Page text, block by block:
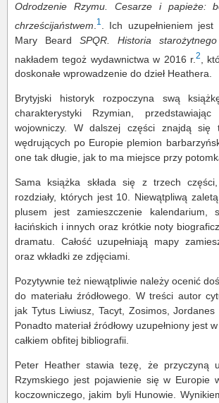
Odrodzenie Rzymu. Cesarze i papieże:
chrześcijaństwem 1
. Ich uzupełnieniem
Mary Beard SPQR. Historia
nakładem tegoż wydawnictwa w 2016 r. 2
,
doskonałe wprowadzenie do dzieł Heathera.
Brytyjski historyk rozpoczyna swą
charakterystyki Rzymian,
wojowniczy. W dalszej części znajdą się
wędrujących po Europie plemion
one tak długie, jak to ma miejsce przy
Sama książka składa się z trzech
rozdziały, których jest 10. Niewątpliwą
plusem jest zamieszczenie kalendarium,
łacińskich i innych oraz krótkie noty
dramatu. Całość uzupełniają mapy
oraz wkładki ze zdjęciami.
Pozytywnie też niewątpliwie należy ocenić
do materiału źródłowego. W treści autor
jak Tytus Liwiusz, Tacyt, Zosimos, Jordanes
Ponadto materiał źródłowy uzupełniony jest
całkiem obfitej bibliografii.
Peter Heather stawia tezę, że przyczyną
Rzymskiego jest pojawienie się w Europie
koczowniczego, jakim byli Hunowie.